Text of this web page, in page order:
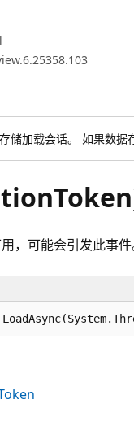
储加载会话。 如果数据
，可能会引发此事件